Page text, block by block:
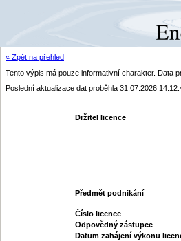
« Zpět na přehled
Tento výpis má pouze informativní charakter. Data
Poslední aktualizace dat proběhla 31.07.2026
Držitel licence
Předmět podnikání
Číslo licence
Odpovědný zástupce
Datum zahájení výkonu